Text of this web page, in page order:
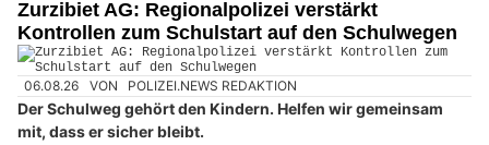
Zurzibiet AG: Regionalpolizei verstärkt
Kontrollen zum Schulstart auf den Schulwegen
06.08.26 VON POLIZEI.NEWS REDAKTION
Der Schulweg gehört den Kindern. Helfen wir gemeinsam
mit, dass er sicher bleibt.